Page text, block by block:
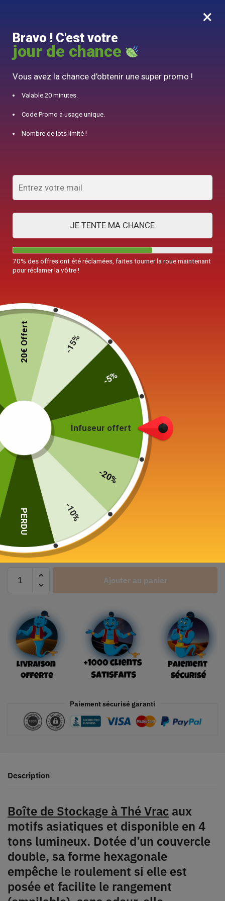
0
10% offert pour 50€ d’achats avec le code DJINN10
Boîte à Thé Vrac
120g
–
Color
Ajouter au panier
Paiement sécurisé garanti
Description
Boîte de Stockage à Thé Vrac aux
motifs asiatiques et disponible en 4
tons lumineux. Dotée d’un couvercle
double, sa forme hexagonale
empêche le roulement si elle est
posée et facilite le rangement
×
Bravo ! C'est votre
jour de chance
Vous avez la chance d'obtenir une super promo !
Valable 20 minutes.
Code Promo à usage unique.
Nombre de lots limité !
JE TENTE MA CHANCE
70% des offres ont été réclamées, faites tourner la roue maintenant
pour réclamer la vôtre !
Infuseur offert
-20%
-10%
PERDU
20€ Offert -15%
-5%